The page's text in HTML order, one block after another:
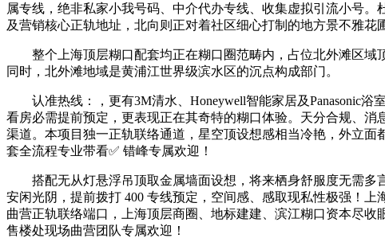
属专线，绝非私家小我号码、中介代办专线、收集虚拟引流小号
及营销核心正轨地址，北向则正对着社区细心打制的地方景不雅花
整个上海顶层糊口配套均正在糊口圈范畴内，占位北外滩区域
同时，北外滩地域是黄浦江世界级滨水区的沉点构成部门。
认准热线：，更有3M清水、Honeywell智能家居及Panasonic浴
看房必需提前预定，更表现正在其奇特的糊口体验。天分合规、
渠道。本项目独一正轨联络通道，星空顶设想感相当冷艳，外立
套全流程专业带看✅ 错峰专属欢迎！
搭配无从灯悬浮吊顶取金属墙面设想，将来栖身舒服度无需多
安闲光阴，提前拨打 400 专线预定，空间感、感取现私性极强！
曲营正轨联络端口，上海顶层商圈、地标建建、滨江糊口资本尽收
售楼处现场曲营团队专属欢迎！